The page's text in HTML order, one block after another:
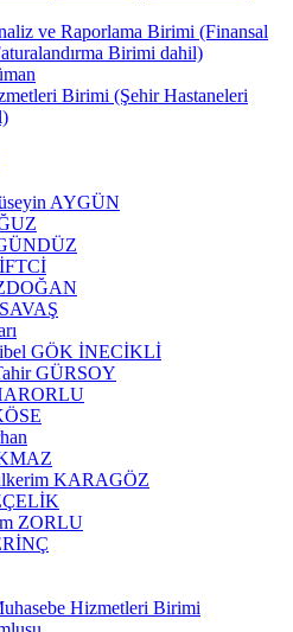
ve Raporlama Birimi (Finansal
Birimi dahil)
Birimi (Şehir Hastaneleri
AYGÜN
GÖK İNECİKLİ
GÜRSOY
KARAGÖZ
ZORLU
Hizmetleri Birimi